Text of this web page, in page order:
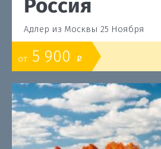
Россия
Адлер из Москвы 25 Ноября
от 5 900 o